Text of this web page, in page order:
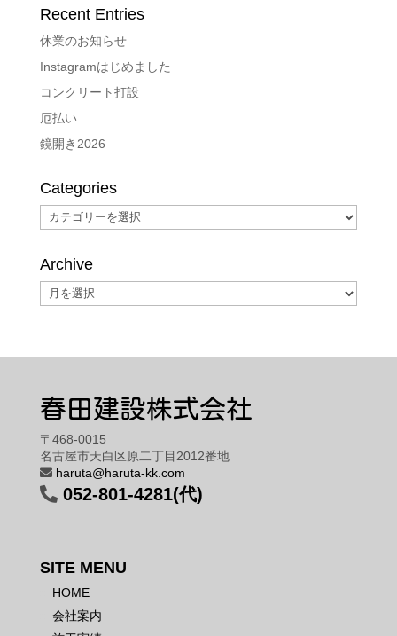
Recent Entries
休業のお知らせ
Instagramはじめました
コンクリート打設
厄払い
鏡開き2026
Categories
Categories
Archive
Archive
春田建設株式会社
〒468-0015
名古屋市天白区原二丁目2012番地
haruta@haruta-kk.com
052-801-4281(代)
SITE MENU
HOME
会社案内